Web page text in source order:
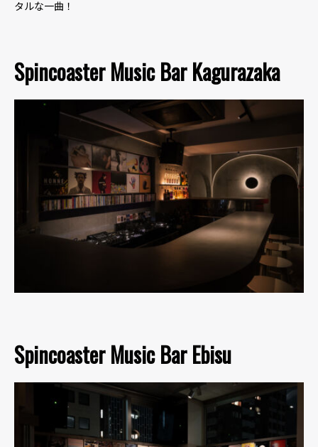
タルな一曲！
Spincoaster Music Bar Kagurazaka
Spincoaster Music Bar Ebisu